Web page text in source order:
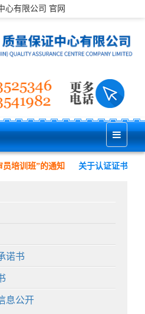
心有限公司 官网
培训班”的通知 关于认证证书样
诺书
息公开